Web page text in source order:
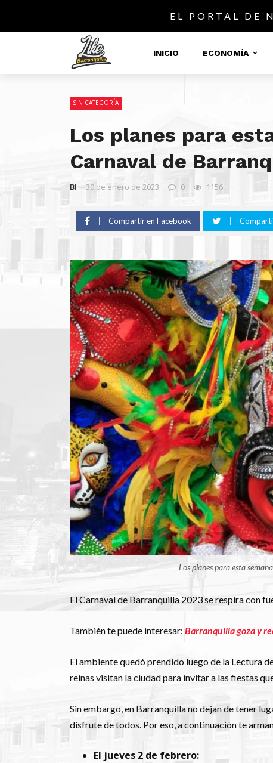
EL PORTAL DE
INICIO ECONOMÍA
SIN CATEGORÍA
Los planes para
Carnaval de
BI 30 de enero de 2023 0 1156
Compartir en Facebook
Los planes para esta
El Carnaval de Barranquilla 2023 se respira con
También te puede interesar: Barranquilla goza y
El ambiente quedó prendido luego de la Lectura
reinas visitan la ciudad para invitar a las fiestas
Sin embargo, en Barranquilla no dejan de tener
disfrute de todos. Por eso, a continuación te
El jueves 2 de febrero: